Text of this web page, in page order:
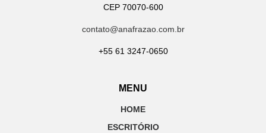
CEP 70070-600
contato@anafrazao.com.br
+55 61 3247-0650
MENU
HOME
ESCRITÓRIO